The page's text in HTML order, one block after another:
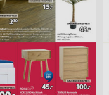
von Inhalten
durch Statistiken